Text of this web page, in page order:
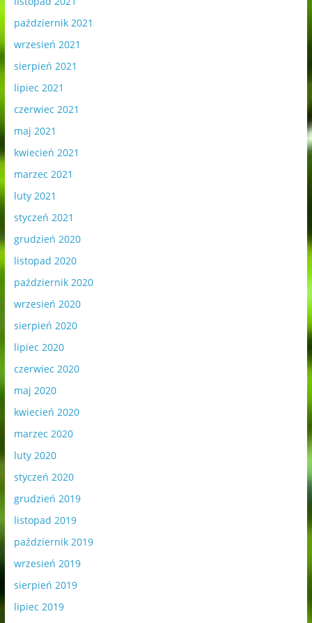
październik 2021
wrzesień 2021
sierpień 2021
lipiec 2021
czerwiec 2021
maj 2021
kwiecień 2021
marzec 2021
luty 2021
styczeń 2021
grudzień 2020
listopad 2020
październik 2020
wrzesień 2020
sierpień 2020
lipiec 2020
czerwiec 2020
maj 2020
kwiecień 2020
marzec 2020
luty 2020
styczeń 2020
grudzień 2019
listopad 2019
październik 2019
wrzesień 2019
sierpień 2019
lipiec 2019